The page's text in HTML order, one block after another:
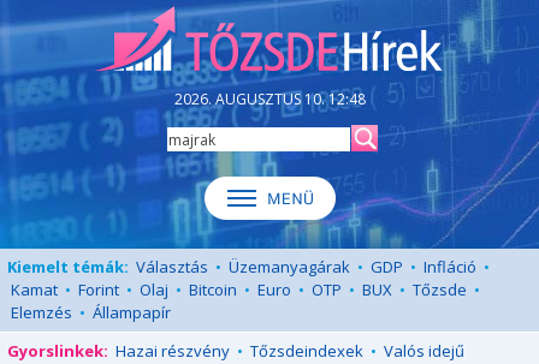
2026. AUGUSZTUS 10. 12:48
Kiemelt témák: Választás • Üzemanyagárak • GDP • Infláció •
Kamat • Forint • Olaj • Bitcoin • Euro • OTP • BUX • Tőzsde •
Elemzés • Állampapír
Gyorslinkek: Hazai részvény • Tőzsdeindexek • Valós idejű